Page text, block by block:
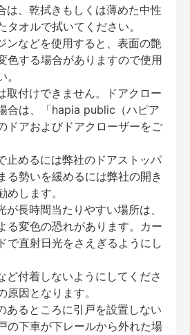
、乾拭きもしくは薄めた中性
タオルで拭いてください。
ンなどを使用すると、表面の艶
色する場合がありますので使用
付けできません。ドアクロー
合は、「hapia public（ハピア
ドアおよびドアクローザーをご
止めるには弊社のドアストッパ
る勢いを緩めるには弊社の開き
めします。
長時間当たりやすい場所は、
る変色の恐れがあります。カー
で直射日光をさえぎるようにし
付着しないようにしてくださ
原因となります。
るところに引戸を設置しない
の下車が下レールから外れた場